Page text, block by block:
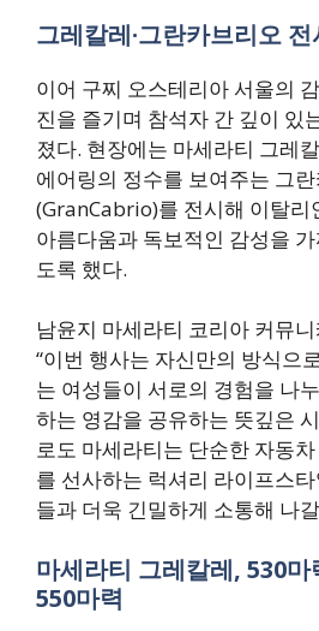
그레칼레·그란카브리오 전
이어 구찌 오스테리아 서울의
진을 즐기며 참석자 간 깊이 있
졌다. 현장에는 마세라티 그레
에어링의 정수를 보여주는 그
(GranCabrio)를 전시해 이탈리
아름다움과 독보적인 감성을
도록 했다.
남윤지 마세라티 코리아 커뮤
“이번 행사는 자신만의 방식으
는 여성들이 서로의 경험을 나
하는 영감을 공유하는 뜻깊은
로도 마세라티는 단순한 자동
를 선사하는 럭셔리 라이프스
들과 더욱 긴밀하게 소통해 나
마세라티 그레칼레, 530마
550마력